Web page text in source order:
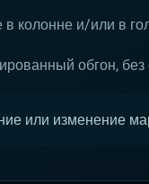
колонне и/или в
обгон,
или изменение